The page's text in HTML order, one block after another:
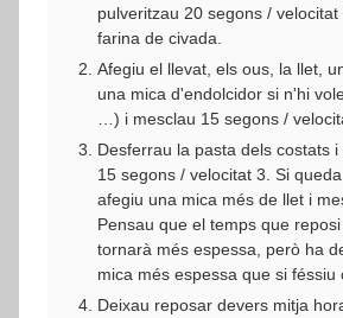
pulveritzau 20 segons /
farina de civada.
Afegiu el llevat, els ous, la llet,
una mica d'endolcidor si n'hi
…) i mesclau 15 segons /
Desferrau la pasta dels costats
15 segons / velocitat 3. Si
afegiu una mica més de llet i
Pensau que el temps que
tornarà més espessa, però ha
mica més espessa que si féssiu
Deixau reposar devers mitja